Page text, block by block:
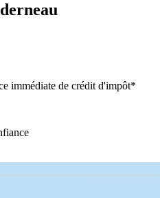
immédiate de crédit d'impôt*